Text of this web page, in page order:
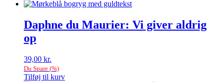
Daphne du Maurier: Vi giver aldrig
op
39,00 kr.
Du Spare (%)
Tilføj til kurv